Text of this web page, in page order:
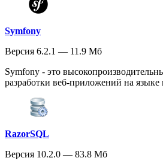
Symfony
Версия 6.2.1 — 11.9 Мб
Symfony - это
разработки веб-приложений на
RazorSQL
Версия 10.2.0 — 83.8 Мб